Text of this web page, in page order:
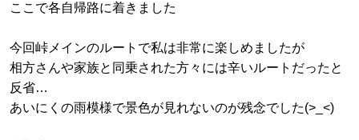
ここで各自帰路に着きました
今回峠メインのルートで私は非常に楽しめましたが
相方さんや家族と同乗された方々には辛いルートだったと
反省…
あいにくの雨模様で景色が見れないのが残念でした(>_<)